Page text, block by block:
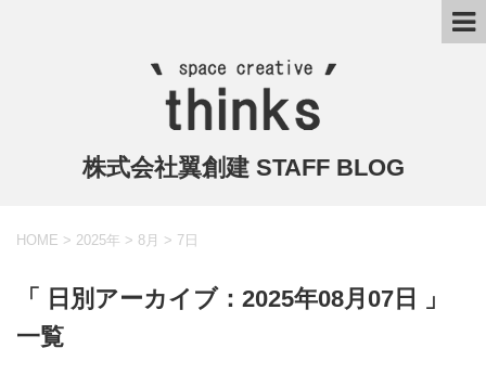
株式会社翼創建 STAFF BLOG
HOME > 2025年 > 8月 > 7日
「 日別アーカイブ：2025年08月07日 」
一覧